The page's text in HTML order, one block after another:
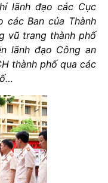
lãnh đạo các Cục
các Ban của Thành
vũ trang thành phố
lãnh đạo Công an
thành phố qua các